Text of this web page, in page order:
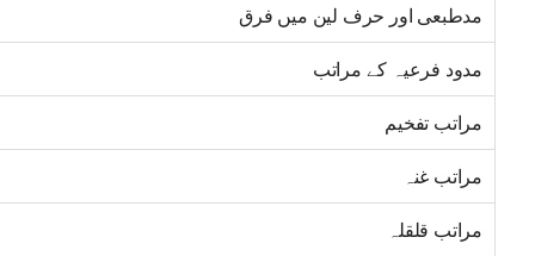
مدطبعی اور حرف لین میں فرق
مدود فرعیہ کے مراتب
مراتب تفخیم
مراتب غنہ
مراتب قلقلہ